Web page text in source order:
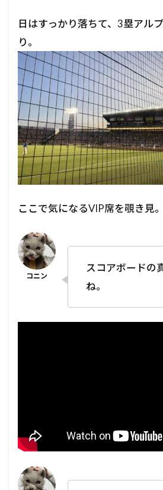
日はすっかり落ちて、3塁アル
り。
ここで気になるVIP席を覗き見。
スコアボードの
ね。